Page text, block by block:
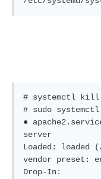
# systemctl kill
# sudo
●
server
Loaded: loaded
vendor preset:
Drop-In: